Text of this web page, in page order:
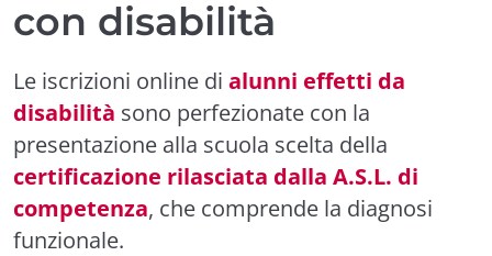
con disabilità
Le iscrizioni online di alunni effetti da
disabilità sono perfezionate con la
presentazione alla scuola scelta della
certificazione rilasciata dalla A.S.L. di
competenza, che comprende la diagnosi
funzionale.